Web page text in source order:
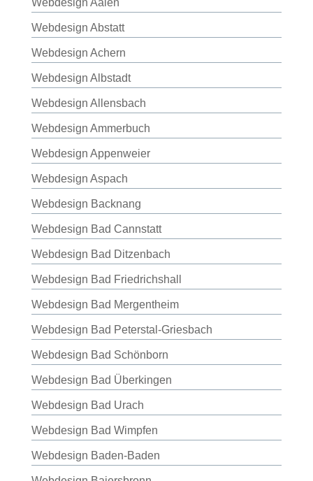
Webdesign Aalen
Webdesign Abstatt
Webdesign Achern
Webdesign Albstadt
Webdesign Allensbach
Webdesign Ammerbuch
Webdesign Appenweier
Webdesign Aspach
Webdesign Backnang
Webdesign Bad Cannstatt
Webdesign Bad Ditzenbach
Webdesign Bad Friedrichshall
Webdesign Bad Mergentheim
Webdesign Bad Peterstal-Griesbach
Webdesign Bad Schönborn
Webdesign Bad Überkingen
Webdesign Bad Urach
Webdesign Bad Wimpfen
Webdesign Baden-Baden